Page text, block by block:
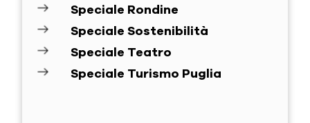
Speciale Rondine
Speciale Sostenibilità
Speciale Teatro
Speciale Turismo Puglia